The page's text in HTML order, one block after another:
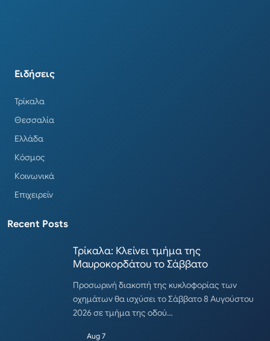
Ειδήσεις
Τρίκαλα
Θεσσαλία
Ελλάδα
Κόσμος
Κοινωνικά
Επιχειρείν
Recent Posts
Τρίκαλα: Κλείνει τμήμα της
Μαυροκορδάτου το Σάββατο
Προσωρινή διακοπή της κυκλοφορίας των
οχημάτων θα ισχύσει το Σάββατο 8 Αυγούστου
2026 σε τμήμα της οδού…
Aug 7